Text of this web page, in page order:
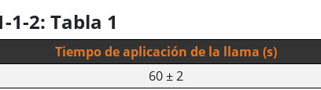
2: Tabla 1
Tiempo de aplicación de la llama (s)
60 ± 2